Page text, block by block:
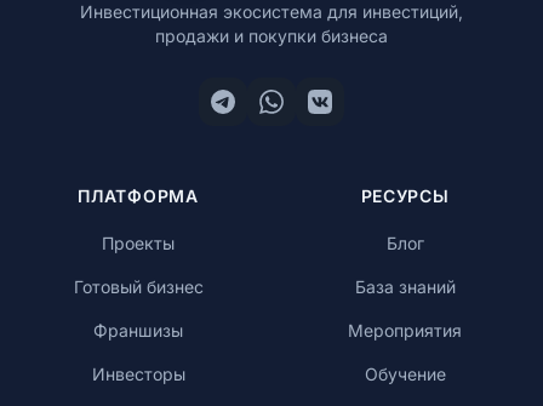
Инвестиционная экосистема для инвестиций,
продажи и покупки бизнеса
ПЛАТФОРМА
Проекты
Готовый бизнес
Франшизы
Инвесторы
РЕСУРСЫ
Блог
База знаний
Мероприятия
Обучение